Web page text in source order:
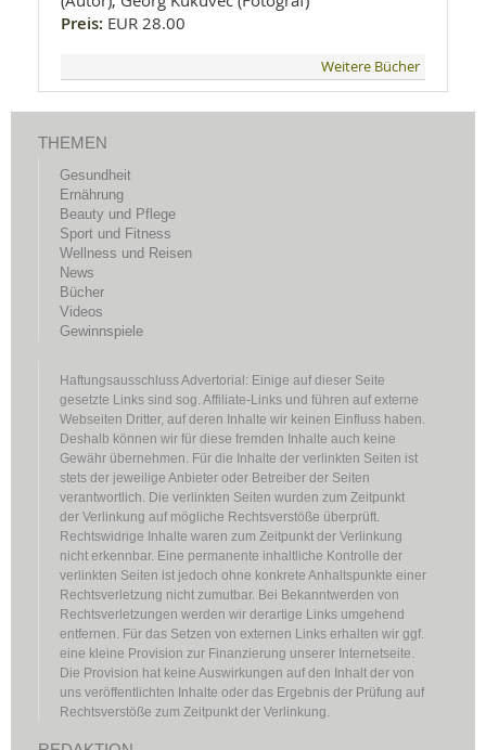
Preis: EUR 28.00
Weitere Bücher
THEMEN
Gesundheit
Ernährung
Beauty und Pflege
Sport und Fitness
Wellness und Reisen
News
Bücher
Videos
Gewinnspiele
Haftungsausschluss Advertorial: Einige auf dieser Seite
gesetzte Links sind sog. Affiliate-Links und führen auf externe
Webseiten Dritter, auf deren Inhalte wir keinen Einfluss haben.
Deshalb können wir für diese fremden Inhalte auch keine
Gewähr übernehmen. Für die Inhalte der verlinkten Seiten ist
stets der jeweilige Anbieter oder Betreiber der Seiten
verantwortlich. Die verlinkten Seiten wurden zum Zeitpunkt
der Verlinkung auf mögliche Rechtsverstöße überprüft.
Rechtswidrige Inhalte waren zum Zeitpunkt der Verlinkung
nicht erkennbar. Eine permanente inhaltliche Kontrolle der
verlinkten Seiten ist jedoch ohne konkrete Anhaltspunkte einer
Rechtsverletzung nicht zumutbar. Bei Bekanntwerden von
Rechtsverletzungen werden wir derartige Links umgehend
entfernen. Für das Setzen von externen Links erhalten wir ggf.
eine kleine Provision zur Finanzierung unserer Internetseite.
Die Provision hat keine Auswirkungen auf den Inhalt der von
uns veröffentlichten Inhalte oder das Ergebnis der Prüfung auf
Rechtsverstöße zum Zeitpunkt der Verlinkung.